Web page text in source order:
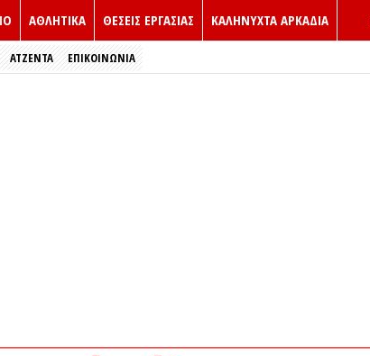
ΑΘΛΗΤΙΚΑ ΘΕΣΕΙΣ ΕΡΓΑΣΙΑΣ ΚΑΛΗΝΥΧΤΑ ΑΡΚΑΔΙΑ
ΑΤΖΕΝΤΑ ΕΠΙΚΟΙΝΩΝΙΑ